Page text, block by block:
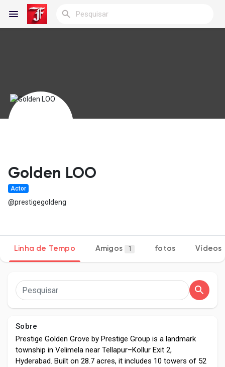
Encontrar Blogs
Popular Posts
Golden LOO
Actor
@prestigegoldeng
Linha de Tempo Amigos 1 fotos Vídeos
Sobre
Prestige Golden Grove by Prestige Group is a landmark
township in Velimela near Tellapur–Kollur Exit 2,
Hyderabad. Built on 28.7 acres, it includes 10 towers of 52